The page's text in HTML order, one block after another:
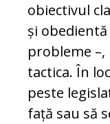
obiectivul
și obedientă
probleme
tactica. În
peste
față sau să